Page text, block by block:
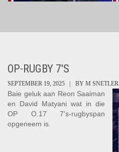
OP-RUGBY 7'S
SEPTEMBER 19, 2025 | BY M SNETLER
Baie geluk aan Reon Saaiman
en David Matyani wat in die
OP O.17 7's-rugbyspan
opgeneem is.